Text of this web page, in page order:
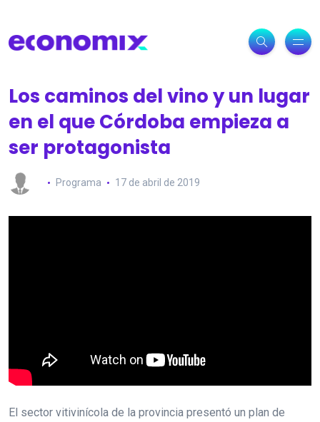
Los caminos del vino y un lugar
en el que Córdoba empieza a
ser protagonista
Programa 17 de abril de 2019
El sector vitivinícola de la provincia presentó un plan de